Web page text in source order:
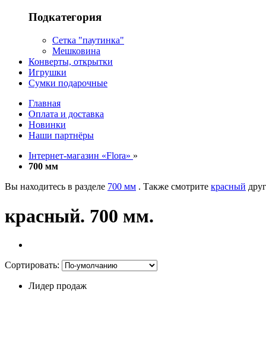
Подкатегория
Сетка "паутинка"
Мешковина
Конверты, открытки
Игрушки
Сумки подарочные
Главная
Оплата и доставка
Новинки
Наши партнёры
Інтернет-магазин «Flora» »
700 мм
Вы находитесь в разделе 700 мм . Также смотрите красный
красный. 700 мм.
Сортировать:
Лидер продаж